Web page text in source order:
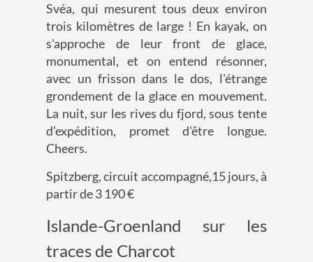
Svéa, qui mesurent tous deux environ
trois kilomètres de large ! En kayak, on
s'approche de leur front de glace,
monumental, et on entend résonner,
avec un frisson dans le dos, l'étrange
grondement de la glace en mouvement.
La nuit, sur les rives du fjord, sous tente
d'expédition, promet d'être longue.
Cheers.
Spitzberg, circuit accompagné,15 jours, à
partir de 3 190 €
Islande-Groenland sur les
traces de Charcot